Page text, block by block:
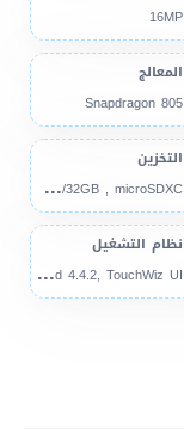
16MP
المعالج
Snapdragon 805
التخزين
16G
B/32GB , microSDXC
نظام التشغيل
And
roid 4.4.2, TouchWiz UI